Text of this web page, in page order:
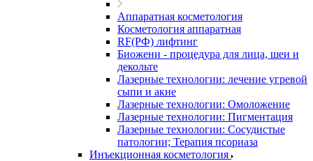
Аппаратная косметология
Косметология аппаратная
RF(РФ) лифтинг
Биожени - процедура для лица, шеи и
декольте
Лазерные технологии: лечение угревой
сыпи и акне
Лазерные технологии: Омоложение
Лазерные технологии: Пигментация
Лазерные технологии: Сосудистые
патологии; Терапия псориаза
Инъекционная косметология